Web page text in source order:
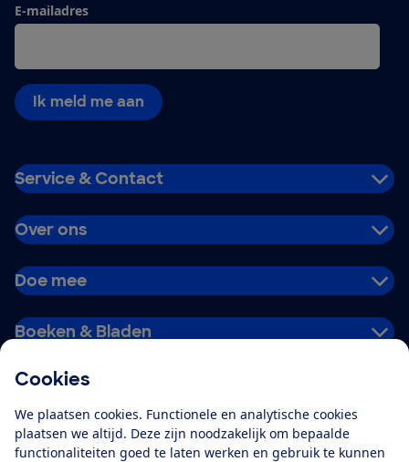
Cookies
We plaatsen cookies. Functionele en analytische cookies
plaatsen we altijd. Deze zijn noodzakelijk om bepaalde
functionaliteiten goed te laten werken en gebruik te kunnen
E-mailadres
Ik meld me aan
Service & Contact
Over ons
Doe mee
Boeken & Bladen